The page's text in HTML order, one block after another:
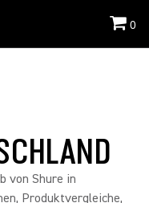
0
von Shure in
Produktvergleiche,